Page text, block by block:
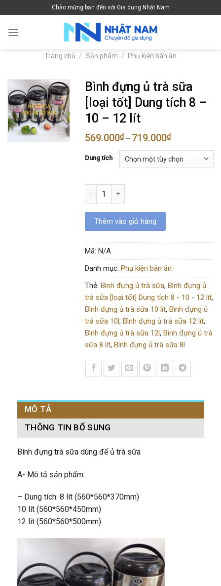
to
content
Chào mừng bạn đến với Gia dụng Nhật Nam
Trang chủ / Sản phẩm / Phụ kiện bàn ăn
Bình đựng ủ trà sữa
[loại tốt] Dung tích 8 –
10 – 12 lít
569.000₫ – 719.000₫
Dung tích
Bình đựng ủ trà sữa [loại tốt] Dung tích 8
Thêm vào giỏ hàng
Mã: N/A
Danh mục: Phụ kiện bàn ăn
Thẻ: Bình đựng ủ trà sữa, Bình đựng ủ
trà sữa [loại tốt] Dung tích 8 - 10 - 12 lít,
Bình đựng ủ trà sữa 10 lít, Bình đựng ủ
trà sữa 10l, Bình đựng ủ trà sữa 12 lít,
Bình đựng ủ trà sữa 12l, Bình đựng ủ trà
sữa 8 lít, Bình đựng ủ trà sữa 8l
MÔ TẢ
THÔNG TIN BỔ SUNG
Bình đựng trà sữa dùng để ủ trà sữa
A- Mô tả sản phẩm:
– Dung tích: 8 lít (560*560*370mm)
10 lít (560*560*450mm)
12 lít (560*560*500mm)